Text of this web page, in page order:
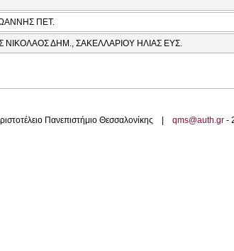
ΠΕΤ.
ΝΙΚΟΛΑΟΣ ΔΗΜ., ΣΑΚΕΛΛΑΡΙΟΥ ΗΛΙΑΣ ΕΥΣ.
Πανεπιστήμιο Θεσσαλονίκης | qms@auth.gr -